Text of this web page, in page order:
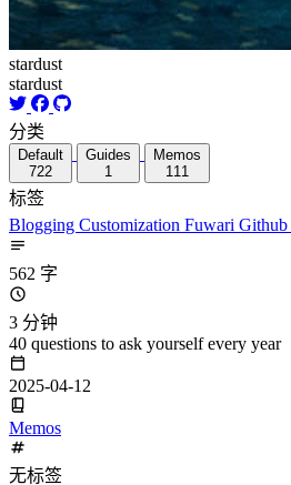
stardust
stardust
分类
Default
722
Guides
1
Memos
111
标签
Blogging Customization Fuwari Github
562 字
3 分钟
40 questions to ask yourself every year
2025-04-12
Memos
无标签